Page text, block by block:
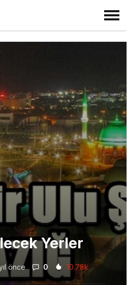
Yerler
önce 0 10.78k